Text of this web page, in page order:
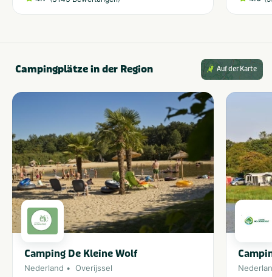
Campingplätze in der Region Auf der Karte
Camping De Kleine Wolf
Nederland Overijssel